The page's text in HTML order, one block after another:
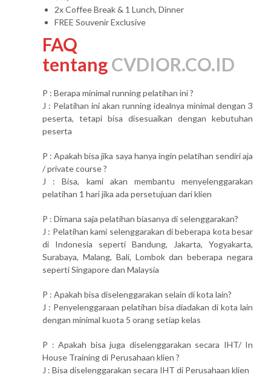
2x Coffee Break & 1 Lunch, Dinner
FREE Souvenir Exclusive
FAQ
tentangCVDIOR.CO.ID
P : Berapa minimal running pelatihan ini ?
J : Pelatihan ini akan running idealnya minimal dengan 3
peserta, tetapi bisa disesuaikan dengan kebutuhan
peserta
P : Apakah bisa jika saya hanya ingin pelatihan sendiri aja
/ private course ?
J : Bisa, kami akan membantu menyelenggarakan
pelatihan 1 hari jika ada persetujuan dari klien
P : Dimana saja pelatihan biasanya di selenggarakan?
J : Pelatihan kami selenggarakan di beberapa kota besar
di Indonesia seperti Bandung, Jakarta, Yogyakarta,
Surabaya, Malang, Bali, Lombok dan beberapa negara
seperti Singapore dan Malaysia
P : Apakah bisa diselenggarakan selain di kota lain?
J : Penyelenggaraan pelatihan bisa diadakan di kota lain
dengan minimal kuota 5 orang setiap kelas
P : Apakah bisa juga diselenggarakan secara IHT/ In
House Training di Perusahaan klien ?
J : Bisa diselenggarakan secara IHT di Perusahaan klien